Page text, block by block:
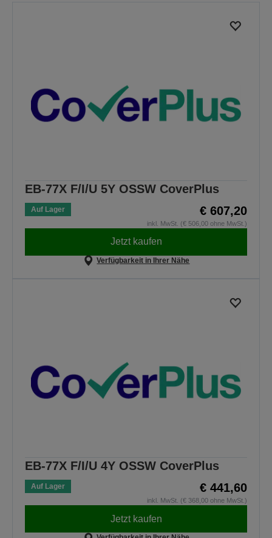
EB-77X F/I/U 5Y OSSW CoverPlus
Auf Lager € 607,20
inkl. MwSt. (€ 506,00 ohne MwSt.)
Jetzt kaufen
Verfügbarkeit in Ihrer Nähe
EB-77X F/I/U 4Y OSSW CoverPlus
Auf Lager € 441,60
inkl. MwSt. (€ 368,00 ohne MwSt.)
Jetzt kaufen